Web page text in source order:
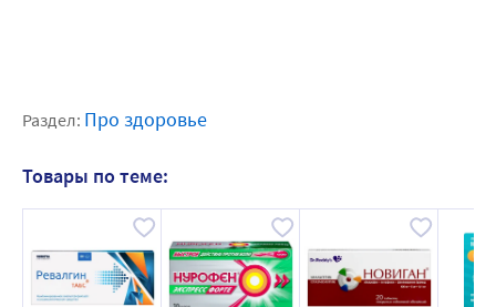
Раздел: Про здоровье
Товары по теме: